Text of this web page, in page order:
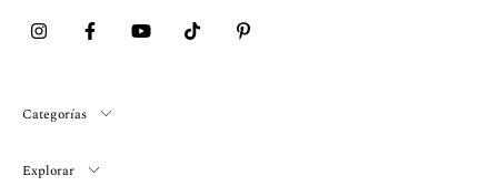
Categorías
Explorar